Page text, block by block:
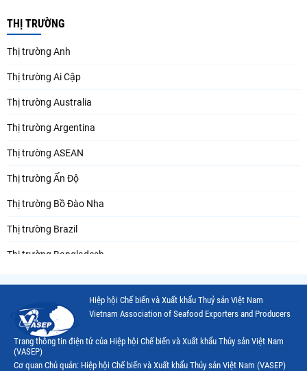
THỊ TRƯỜNG
Thị trường Anh
Thị trường Ai Cập
Thị trường Australia
Thị trường Argentina
Thị trường ASEAN
Thị trường Ấn Độ
Thị trường Bồ Đào Nha
Thị trường Brazil
Thị trường Bangladesh
Thị trường Canada
Thị trường Ecuador
Thị trường EU
Hiệp hội Chế biến và Xuất khẩu Thuỷ sản Việt Nam
Vietnam Association of Seafood Exporters and Producers
Trang thông tin điện tử của Hiệp hội Chế biến và Xuất khẩu Thủy sản Việt Nam
(VASEP)
Cơ quan Chủ quản: Hiệp hội Chế biến và Xuất khẩu Thủy sản Việt Nam (VASEP)